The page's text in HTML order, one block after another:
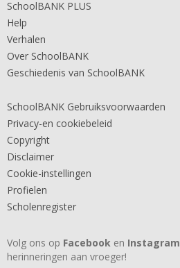
SchoolBANK PLUS
Help
Verhalen
Over SchoolBANK
Geschiedenis van SchoolBANK
SchoolBANK Gebruiksvoorwaarden
Privacy-en cookiebeleid
Copyright
Disclaimer
Cookie-instellingen
Profielen
Scholenregister
Volg ons op Facebook en Instagram
herinneringen aan vroeger!